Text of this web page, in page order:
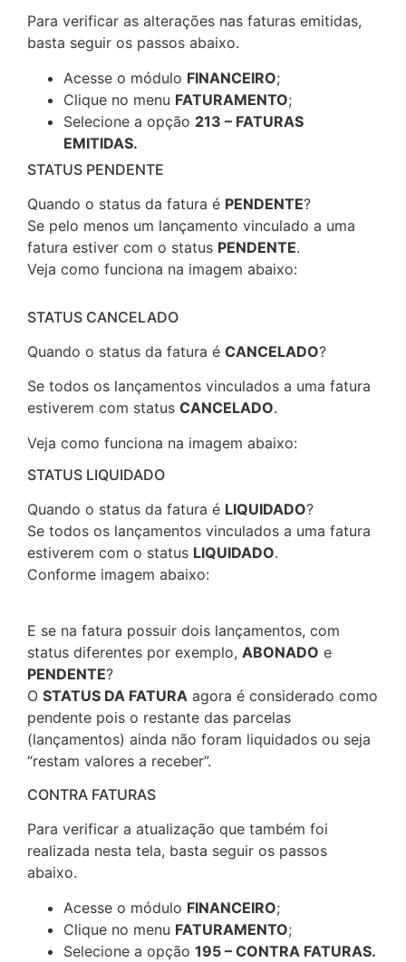
Para verificar as alterações nas faturas emitidas,
basta seguir os passos abaixo.
Acesse o módulo FINANCEIRO;
Clique no menu FATURAMENTO;
Selecione a opção 213 – FATURAS
EMITIDAS.
STATUS PENDENTE
Quando o status da fatura é PENDENTE?
Se pelo menos um lançamento vinculado a uma
fatura estiver com o status PENDENTE.
Veja como funciona na imagem abaixo:
STATUS CANCELADO
Quando o status da fatura é CANCELADO?
Se todos os lançamentos vinculados a uma fatura
estiverem com status CANCELADO.
Veja como funciona na imagem abaixo:
STATUS LIQUIDADO
Quando o status da fatura é LIQUIDADO?
Se todos os lançamentos vinculados a uma fatura
estiverem com o status LIQUIDADO.
Conforme imagem abaixo:
E se na fatura possuir dois lançamentos, com
status diferentes por exemplo, ABONADO e
PENDENTE?
O STATUS DA FATURA agora é considerado como
pendente pois o restante das parcelas
(lançamentos) ainda não foram liquidados ou seja
“restam valores a receber”.
CONTRA FATURAS
Para verificar a atualização que também foi
realizada nesta tela, basta seguir os passos
abaixo.
Acesse o módulo FINANCEIRO;
Clique no menu FATURAMENTO;
Selecione a opção 195 – CONTRA FATURAS.